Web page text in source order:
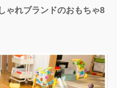
ゃれブランドのおもちゃ8